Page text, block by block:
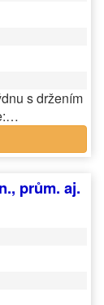
s držením
prům. aj.